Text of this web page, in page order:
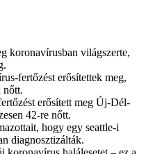
koronavírusban világszerte,
fertőzést erősítettek meg,
nőtt.
erősített meg Új-Dél-
42-re nőtt.
hogy egy seattle-i
diagnosztizálták.